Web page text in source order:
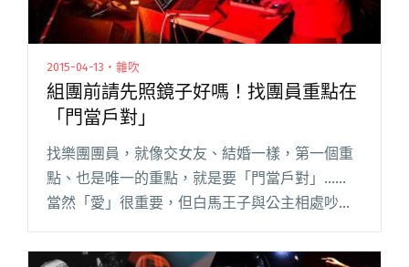
2015-04-13・雜吹
組團前請先照鏡子好嗎！找團員重點在
「門當戶對」
找樂團團員，就像交女友、結婚一樣，第一個重
點、也是唯一的重點，就是要「門當戶對」……
當然「愛」很重要，但白馬王子與公主相處吵架
徵求：鼓手 團齡：不到一年 團員：還差吉他跟鼓